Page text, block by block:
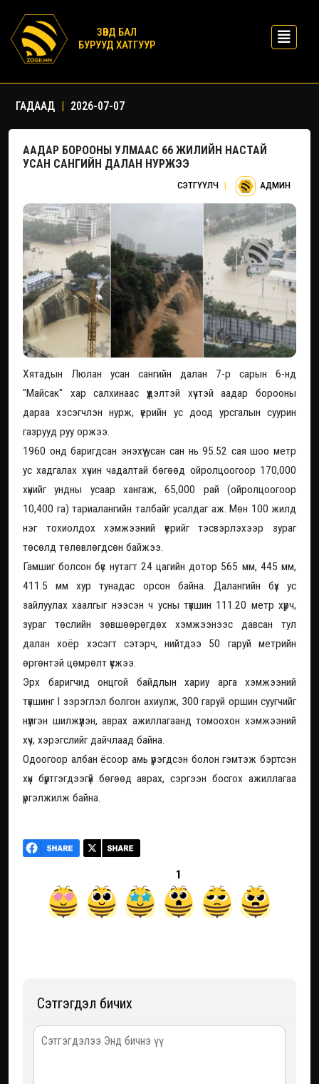
ЗӨВД БАЛ
БУРУУД ХАТГУУР
ГАДААД | 2026-07-07
ААДАР БОРООНЫ УЛМААС 66 ЖИЛИЙН НАСТАЙ
УСАН САНГИЙН ДАЛАН НУРЖЭЭ
СЭТГҮҮЛЧ | АДМИН
Хятадын Люлан усан сангийн далан 7-р сарын 6-нд
"Майсак" хар салхинаас үүдэлтэй хүчтэй аадар борооны
дараа хэсэгчлэн нурж, үерийн ус доод урсгалын суурин
газрууд руу оржээ.
1960 онд баригдсан энэхүү усан сан нь 95.52 сая шоо метр
ус хадгалах хүчин чадалтай бөгөөд ойролцоогоор 170,000
хүнийг ундны усаар хангаж, 65,000 рай (ойролцоогоор
10,400 га) тариалангийн талбайг усалдаг аж. Мөн 100 жилд
нэг тохиолдох хэмжээний үерийг тэсвэрлэхээр зураг
төсөлд төлөвлөгдсөн байжээ.
Гамшиг болсон бүс нутагт 24 цагийн дотор 565 мм, 445 мм,
411.5 мм хур тунадас орсон байна. Далангийн бүх ус
зайлуулах хаалгыг нээсэн ч усны түвшин 111.20 метр хүрч,
зураг төслийн зөвшөөрөгдөх хэмжээнээс давсан тул
далан хоёр хэсэгт сэтэрч, нийтдээ 50 гаруй метрийн
өргөнтэй цөмрөлт үүсжээ.
Эрх баригчид онцгой байдлын хариу арга хэмжээний
түвшинг I зэрэглэл болгон ахиулж, 300 гаруй оршин суугчийг
нүүлгэн шилжүүлэн, аврах ажиллагаанд томоохон хэмжээний
хүч, хэрэгслийг дайчлаад байна.
Одоогоор албан ёсоор амь үрэгдсэн болон гэмтэж бэртсэн
хүн бүртгэгдээгүй бөгөөд аврах, сэргээн босгох ажиллагаа
үргэлжилж байна.
1
Сэтгэгдэл бичих